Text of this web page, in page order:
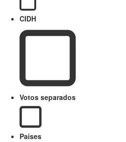
CIDH
Votos separados
Paises